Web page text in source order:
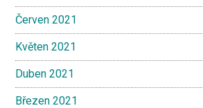
Červen 2021
Květen 2021
Duben 2021
Březen 2021